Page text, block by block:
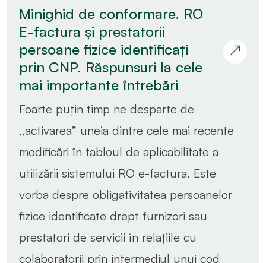
Minighid de conformare. RO
E-factura și prestatorii
persoane fizice identificați
prin CNP. Răspunsuri la cele
mai importante întrebări
Foarte puțin timp ne desparte de
,,activarea” uneia dintre cele mai recente
modificări în tabloul de aplicabilitate a
utilizării sistemului RO e-factura. Este
vorba despre obligativitatea persoanelor
fizice identificate drept furnizori sau
prestatori de servicii în relațiile cu
colaboratorii prin intermediul unui cod